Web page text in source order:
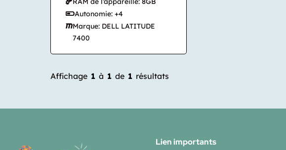
Autonomie: +4
Marque: DELL LATITUDE
7400
Affichage 1 à 1 de 1 résultats
Lien importants